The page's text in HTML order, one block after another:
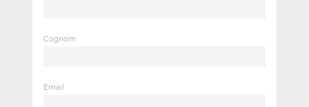
Cognom
Email